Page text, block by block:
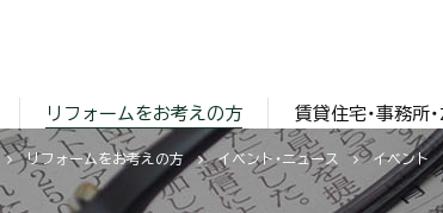
リフォームをお考えの方 賃貸住宅・事務所
リフォームをお考えの方 イベント・ニュース イベント